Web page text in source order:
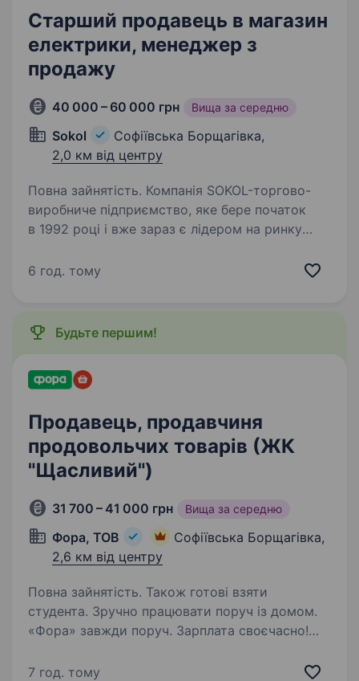
Старший продавець в магазин
електрики, менеджер з
продажу
40 000 – 60 000 грн Вища за середню
Sokol
Софіївська Борщагівка,
2,0 км від центру
Повна зайнятість. Компанія SOKOL-торгово-
виробниче підприємство, яке бере початок
в 1992 році і вже зараз є лідером на ринку
власного виробництва ТМ «SOKOL»,
6 год. тому
Будьте першим!
Продавець, продавчиня
продовольчих товарів (ЖК
"Щасливий")
31 700 – 41 000 грн Вища за середню
Фора, ТОВ
Софіївська Борщагівка,
2,6 км від центру
Повна зайнятість. Також готові взяти
студента. Зручно працювати поруч із домом.
«Фора» завжди поруч. Зарплата своєчасно!
підвищення. Запрошуємо привітних продавців
7 год. тому